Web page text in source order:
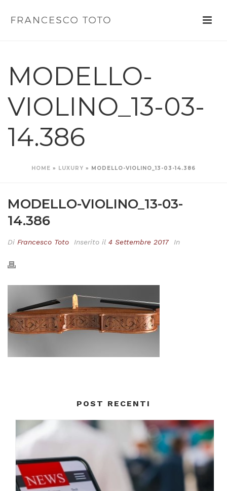
MODELLO-
VIOLINO_13-03-
14.386
HOME » LUXURY » MODELLO-VIOLINO_13-03-14.386
MODELLO-VIOLINO_13-03-
14.386
Di Francesco Toto Inserito il 4 Settembre 2017 In
POST RECENTI